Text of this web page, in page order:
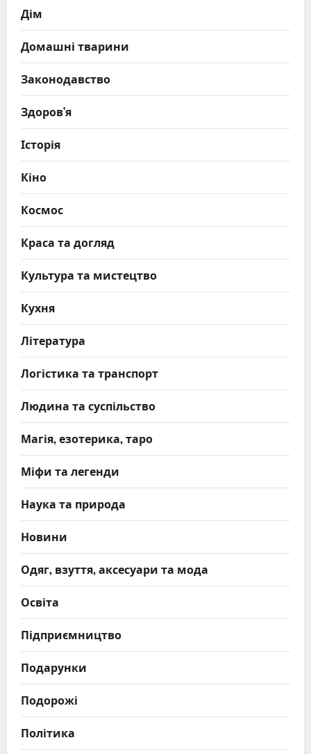
Дім
Домашні тварини
Законодавство
Здоров’я
Історія
Кіно
Космос
Краса та догляд
Культура та мистецтво
Кухня
Література
Логістика та транспорт
Людина та суспільство
Магія, езотерика, таро
Міфи та легенди
Наука та природа
Новини
Одяг, взуття, аксесуари та мода
Освіта
Підприємництво
Подарунки
Подорожі
Політика